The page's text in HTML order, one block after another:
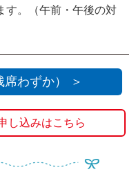
す。（午前・午後の対
わずか） ＞
し込みはこちら